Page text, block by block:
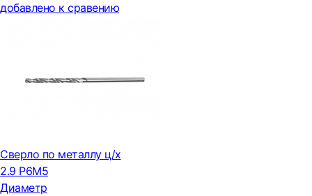
добавлено к сравению
Сверло по металлу ц/х
2.9 Р6М5
Диаметр